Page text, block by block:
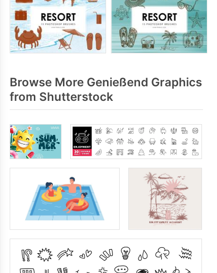
Browse More Genießend Graphics
from Shutterstock